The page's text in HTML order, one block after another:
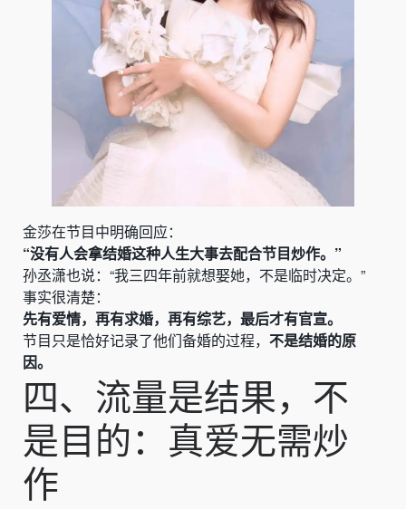
金莎在节目中明确回应：
“没有人会拿结婚这种人生大事去配合节目炒作。”
孙丞潇也说：“我三四年前就想娶她，不是临时决定。”
事实很清楚：
先有爱情，再有求婚，再有综艺，最后才有官宣。
节目只是恰好记录了他们备婚的过程， 不是结婚的原
因。
四、流量是结果，不
是目的：真爱无需炒
作